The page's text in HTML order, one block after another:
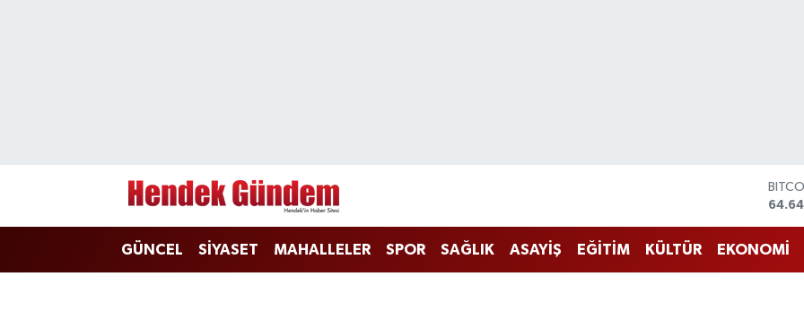
EURO
GÜNCEL SİYASET MAHALLELER SPOR SAĞLIK ASAYİŞ EĞİTİM KÜLTÜR EKONOMİ
Sakarya Trafik Yoğunluk Haritası
Süper Lig Puan Durumu ve Fikstür